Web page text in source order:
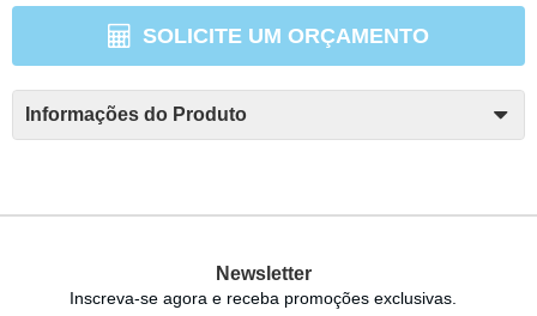
SOLICITE UM ORÇAMENTO
Informações do Produto
Newsletter
Inscreva-se agora e receba promoções exclusivas.